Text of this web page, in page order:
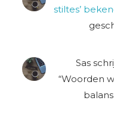
stiltes’
Sas
“Woorden